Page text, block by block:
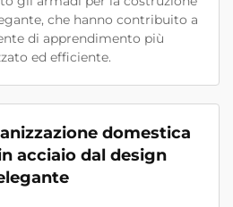
che hanno contribuito a
di apprendimento più
ed efficiente.
domestica
acciaio dal design